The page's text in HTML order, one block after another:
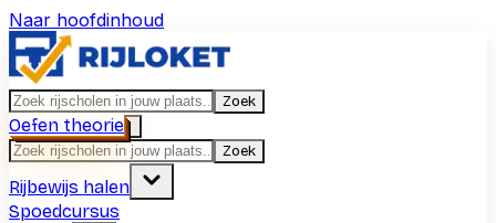
Naar hoofdinhoud
Zoek
Oefen theorie
Zoek
Rijbewijs halen
Spoedcursus